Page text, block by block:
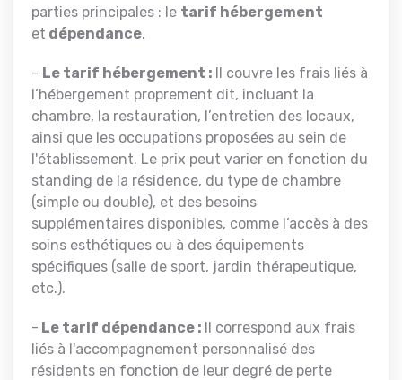
parties principales : le tarif hébergement
et dépendance.
- Le tarif hébergement : Il couvre les frais liés à
l’hébergement proprement dit, incluant la
chambre, la restauration, l’entretien des locaux,
ainsi que les occupations proposées au sein de
l'établissement. Le prix peut varier en fonction du
standing de la résidence, du type de chambre
(simple ou double), et des besoins
supplémentaires disponibles, comme l’accès à des
soins esthétiques ou à des équipements
spécifiques (salle de sport, jardin thérapeutique,
etc.).
- Le tarif dépendance : Il correspond aux frais
liés à l'accompagnement personnalisé des
résidents en fonction de leur degré de perte